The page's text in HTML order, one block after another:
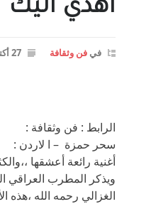
اهدي اليك
في فن وثقافة 27 أكتوبر، 2012
الرابط : فن وثقافة :
سحر حمزة – ا لاردن :
أغنية رائعة أعشقها
ويذكر المطرب العراقي
الغزالي رحمه الله ،هذه